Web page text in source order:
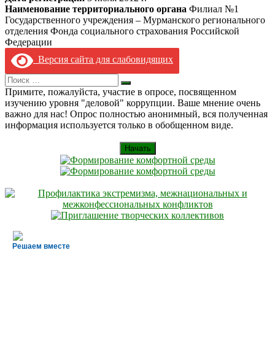
Наименование территориального органа Филиал №1
Государственного учреждения – Мурманского регионального
отделения Фонда социального страхования Российской
Федерации
Версия сайта для слабовидящих
Search
for:
Искать
Примите, пожалуйста, участие в опросе, посвященном
изучению уровня "деловой" коррупции. Ваше мнение очень
важно для нас! Опрос полностью анонимный, вся полученная
информация используется только в обобщенном виде.
Начать
Решаем вместе